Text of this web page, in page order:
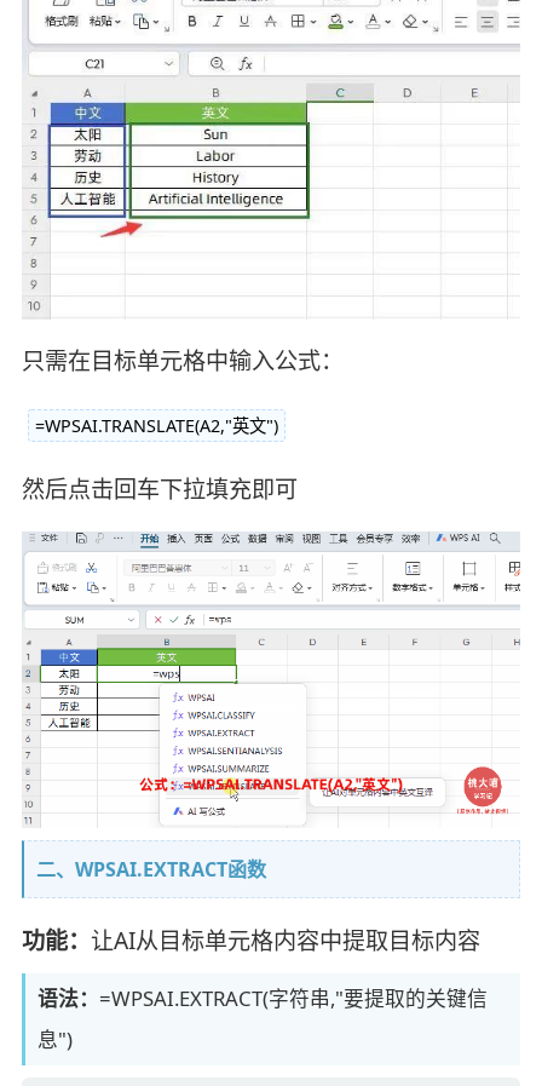
只需在目标单元格中输入公式：
=WPSAI.TRANSLATE(A2,"英文")
然后点击回车下拉填充即可
二、WPSAI.EXTRACT函数
功能： 让AI从目标单元格内容中提取目标内容
语法： =WPSAI.EXTRACT(字符串,"要提取的关键信
息")